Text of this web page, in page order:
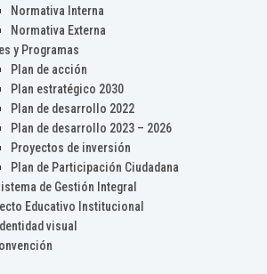
Normativa Interna
Normativa Externa
y Programas
Plan de acción
Plan estratégico 2030
Plan de desarrollo 2022
Plan de desarrollo 2023 – 2026
Proyectos de inversión
Plan de Participación Ciudadana
de Gestión Integral
Educativo Institucional
visual